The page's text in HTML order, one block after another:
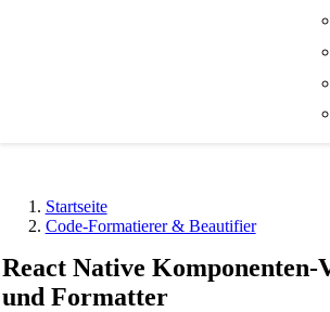
Startseite
Code-Formatierer & Beautifier
React Native Komponenten-
und Formatter